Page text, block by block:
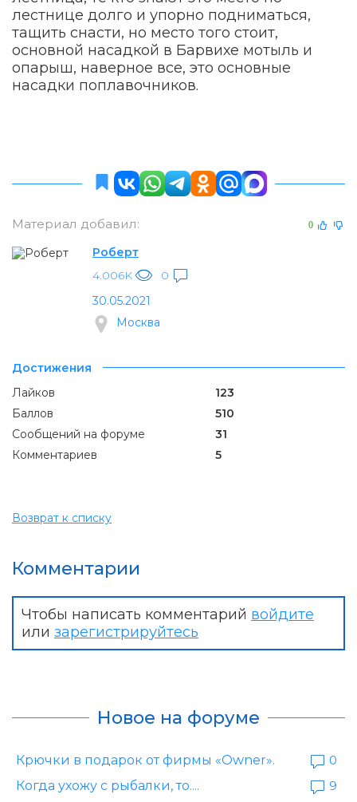
лестнице долго и упорно подниматься,
тащить снасти, но место того стоит,
основной насадкой в Барвихе мотыль и
опарыш, наверное все, это основные
насадки поплавочников.
Материал добавил: 0
Роберт
4.006K
0
30.05.2021
Москва
Достижения
Лайков
123
Баллов
510
Сообщений на форуме
31
Комментариев
5
Возврат к списку
Комментарии
Чтобы написать комментарий войдите
или зарегистрируйтесь
Новое на форуме
Крючки в подарок от фирмы «Owner».
0
Когда ухожу с рыбалки, то....
9